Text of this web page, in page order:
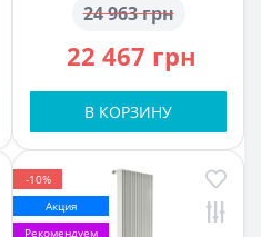
24 963 грн
22 467 грн
В КОРЗИНУ
-10%
Акция
Рекомендуем